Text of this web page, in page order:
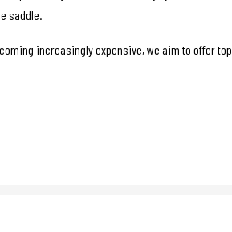
saddle.
increasingly expensive, we aim to offer